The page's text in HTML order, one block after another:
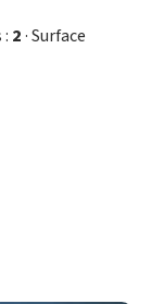
2· Surface